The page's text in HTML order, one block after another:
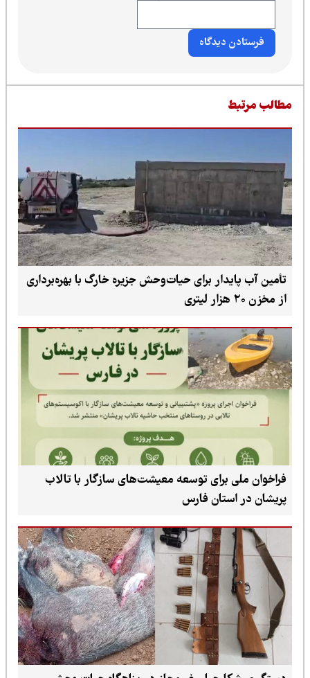
مرتبط
تأمین آب پایدار برای حیات‌وحش جزیره خارگ با بهره‌برداری
از مخزن ۲۰ هزار لیتری
فراخوان ملی برای توسعه معیشت‌های سازگار با تالاب
پریشان در استان فارس